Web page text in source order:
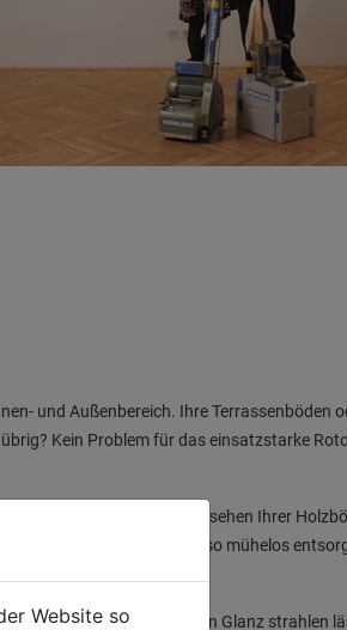
und Außenbereich. Ihre Terrassenböden
Kein Problem für das einsatzstarke
für ein frisches Aussehen Ihrer
gesammelt und kann so mühelos
länger in seinem neuen Glanz strahlen
Website so